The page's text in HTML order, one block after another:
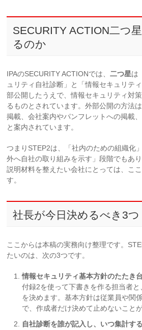
SECURITY ACTION二つ
るのか
IPAのSECURITY ACTIONでは、二つ星は
ュリティ自社診断」と「情報セキュリテ
部公開したうえで、情報セキュリティ対
るものとされています。外部公開の方法
掲載、会社案内やパンフレットへの掲載
と案内されています。
つまりSTEP2は、「社内のための組織化
外へ自社の取り組みを示す」段階でもあ
説明材料を整えたい会社にとっては、こ
す。
社長が今日決めるべき3つ
ここからは本稿の実務向け整理です。
たいのは、次の3つです。
情報セキュリティ基本方針のたたき
付録2を使って下書きを作る担当者
を決めます。基本方針は従業員や関
で、作成者だけ決めて止めないこと
自社診断を誰が記入し、いつ集計す